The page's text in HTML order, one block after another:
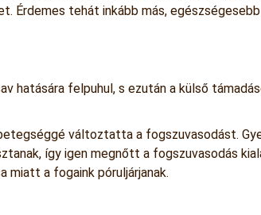
Érdemes tehát inkább más,
hatására felpuhul, s ezután a külső
változtatta a fogszuvasodást.
így igen megnőtt a fogszuvasodás
miatt a fogaink póruljárjanak.